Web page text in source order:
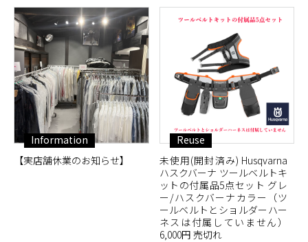
Information
【実店舗休業のお知らせ】
Reuse
未使用(開封済み) Husqvarna
ハスクバーナ ツールベルトキ
ットの付属品5点セット グレ
ー/ハスクバーナカラー（ツ
ールベルトとショルダーハー
ネスは付属していません）
6,000円 売切れ